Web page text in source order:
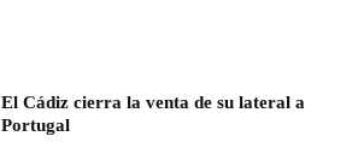
El Cádiz cierra la venta de su lateral a
Portugal